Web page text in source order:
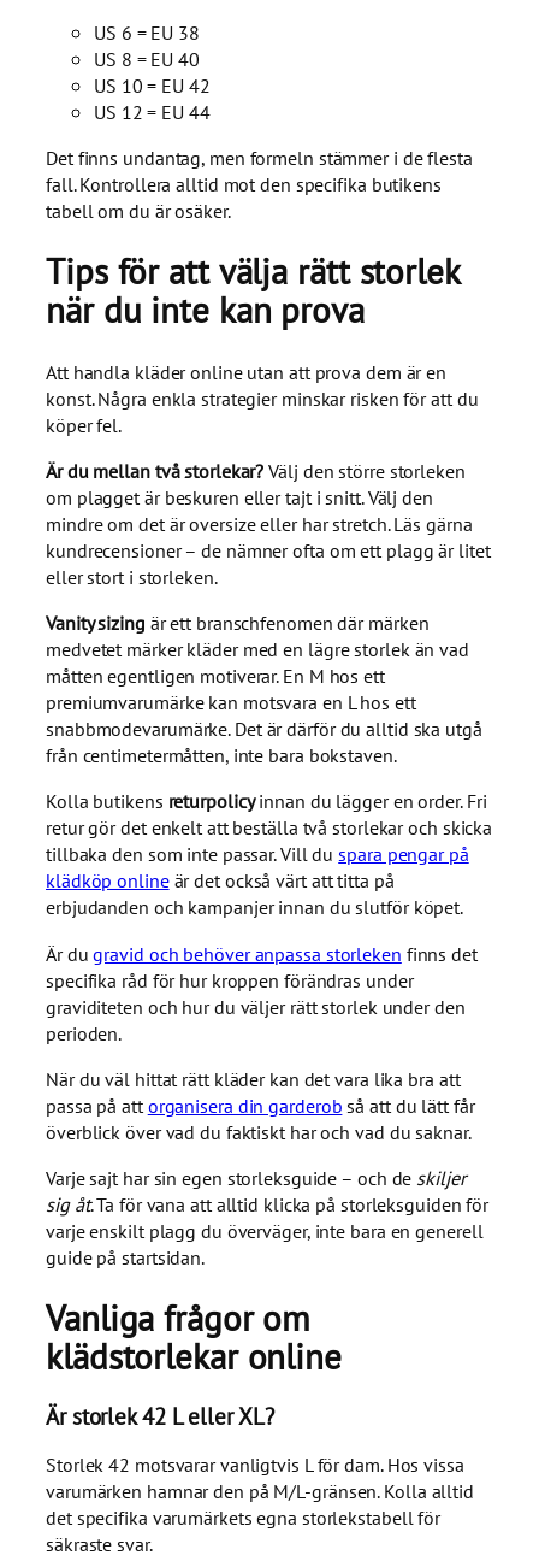
US 6 = EU 38
US 8 = EU 40
US 10 = EU 42
US 12 = EU 44
Det finns undantag, men formeln stämmer i de flesta
fall. Kontrollera alltid mot den specifika butikens
tabell om du är osäker.
Tips för att välja rätt storlek
när du inte kan prova
Att handla kläder online utan att prova dem är en
konst. Några enkla strategier minskar risken för att du
köper fel.
Är du mellan två storlekar?Välj den större storleken
om plagget är beskuren eller tajt i snitt. Välj den
mindre om det är oversize eller har stretch. Läs gärna
kundrecensioner – de nämner ofta om ett plagg är litet
eller stort i storleken.
Vanity sizing är ett branschfenomen där märken
medvetet märker kläder med en lägre storlek än vad
måtten egentligen motiverar. En M hos ett
premiumvarumärke kan motsvara en L hos ett
snabbmodevarumärke. Det är därför du alltid ska utgå
från centimetermåtten, inte bara bokstaven.
Kolla butikens returpolicyinnan du lägger en order. Fri
retur gör det enkelt att beställa två storlekar och skicka
tillbaka den som inte passar. Vill duspara pengar på
klädköp onlineär det också värt att titta på
erbjudanden och kampanjer innan du slutför köpet.
Är dugravid och behöver anpassa storleken finns det
specifika råd för hur kroppen förändras under
graviditeten och hur du väljer rätt storlek under den
perioden.
När du väl hittat rätt kläder kan det vara lika bra att
passa på attorganisera din garderob så att du lätt får
överblick över vad du faktiskt har och vad du saknar.
Varje sajt har sin egen storleksguide – och de skiljer
sig åt. Ta för vana att alltid klicka på storleksguiden för
varje enskilt plagg du överväger, inte bara en generell
guide på startsidan.
Vanliga frågor om
klädstorlekar online
Är storlek 42 L eller XL?
Storlek 42 motsvarar vanligtvis L för dam. Hos vissa
varumärken hamnar den på M/L-gränsen. Kolla alltid
det specifika varumärkets egna storlekstabell för
säkraste svar.